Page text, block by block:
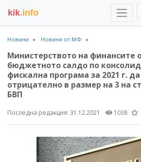
kik.info
Новини Новини от МФ
Министерството на финансите
бюджетното салдо по
фискална програма за 2021 г.
отрицателно в размер на 3 на
БВП
Последна редакция: 31.12.2021 1038